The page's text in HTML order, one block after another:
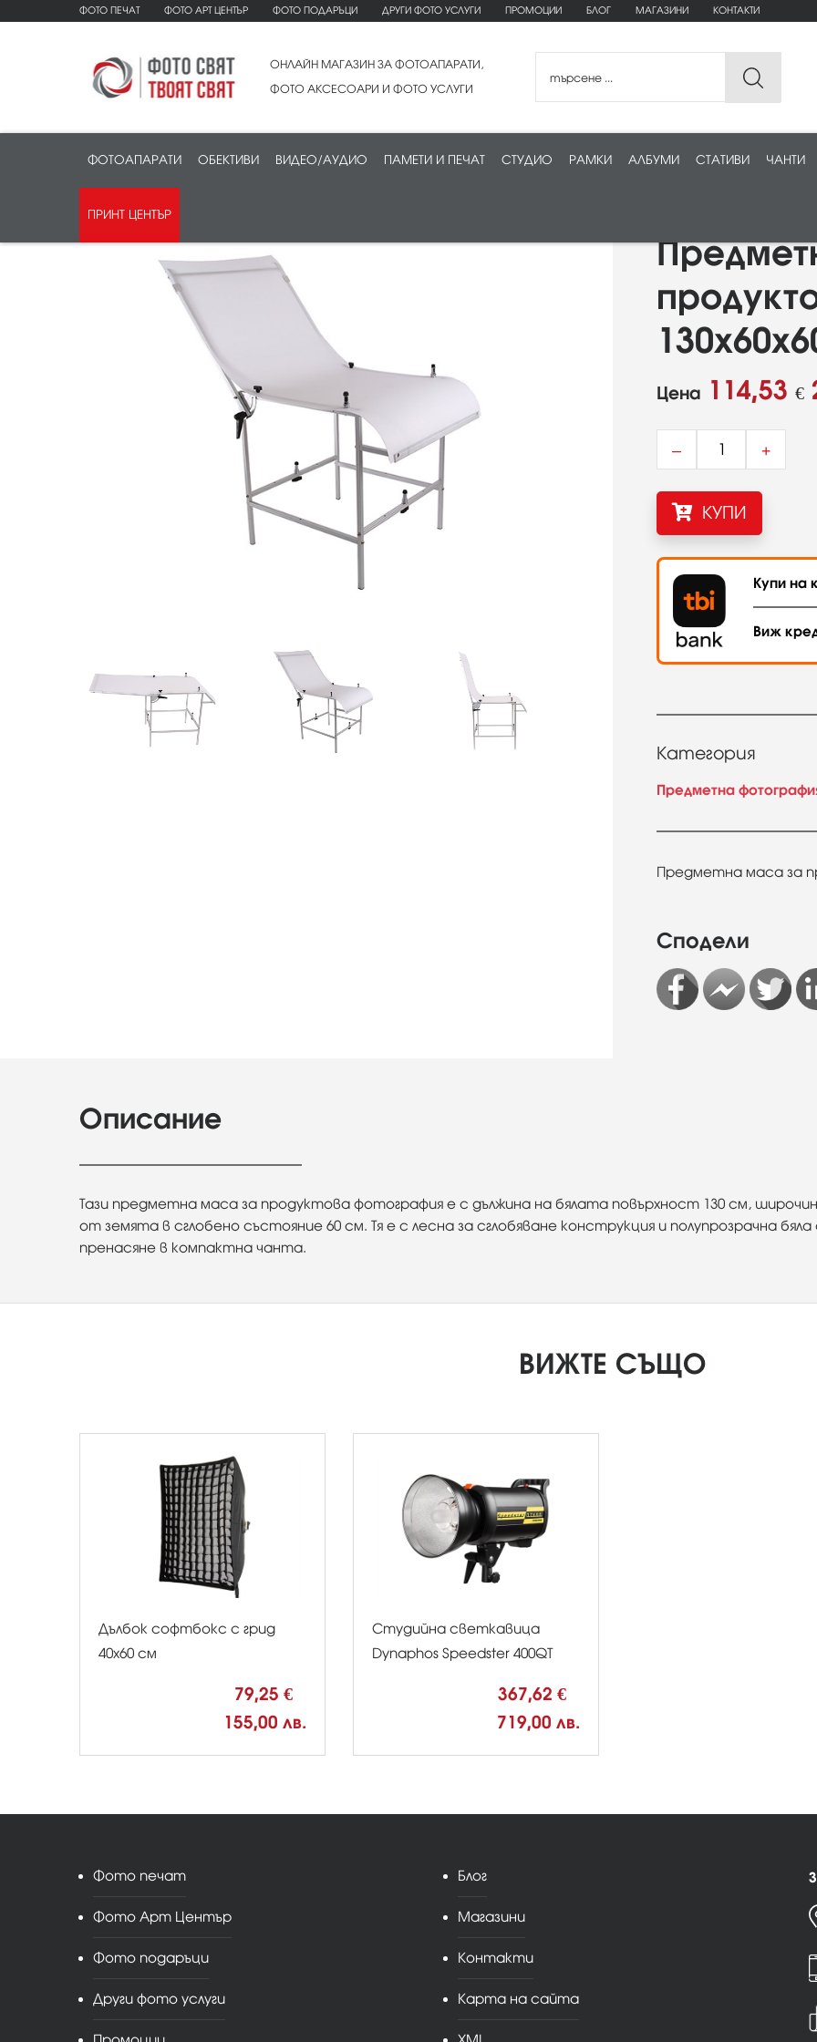
ФОТО ПЕЧАТ ФОТО АРТ ЦЕНТЪР ФОТО ПОДАРЪЦИ ДРУГИ ФОТО УСЛУГИ ПРОМОЦИИ БЛОГ МАГАЗИНИ КОНТАКТИ
ОНЛАЙН МАГАЗИН ЗА ФОТОАПАРАТИ,
ФОТО АКСЕСОАРИ И ФОТО УСЛУГИ
ФОТОАПАРАТИ ОБЕКТИВИ ВИДЕО/АУДИО ПАМЕТИ И ПЕЧАТ СТУДИО РАМКИ АЛБУМИ СТАТИВИ ЧАНТИ
ПРИНТ ЦЕНТЪР
Цена 114,53 €
– +
КУПИ
Купи на
Виж
Категория
Предметна
Предметна маса за
Сподели
Описание
Тази предметна маса за продуктова фотография е с дължина на бялата повърхност 130 см,
от земята в сглобено състояние 60 см. Тя е с лесна за сглобяване конструкция и полупрозрачна
пренасяне в компактна чанта.
ВИЖТЕ СЪЩО
Дълбок софтбокс с грид
40х60 см
79,25 €
155,00 лв.
Студийна светкавица
Dynaphos Speedster 400QT
367,62 €
719,00 лв.
Фото печат
Фото Арт Център
Фото подаръци
Други фото услуги
Блог
Магазини
Контакти
Карта на сайта